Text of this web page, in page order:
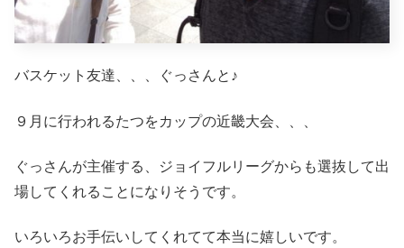
バスケット友達、、、ぐっさんと♪
９月に行われるたつをカップの近畿大会、、、
ぐっさんが主催する、ジョイフルリーグからも選抜して出
場してくれることになりそうです。
いろいろお手伝いしてくれてて本当に嬉しいです。